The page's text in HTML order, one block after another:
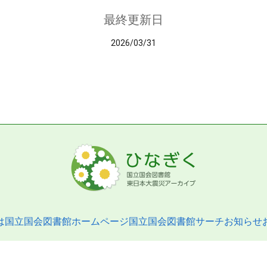
最終更新日
2026/03/31
国立国会図書館ホームページ国立国会図書館サーチお知らせ